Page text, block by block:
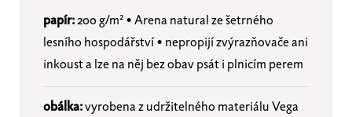
papír:200 g/m² • Arena natural ze šetrného
lesního hospodářství • nepropijí zvýrazňovače ani
inkoust a lze na něj bez obav psát i plnicím perem
obálka:vyrobena z udržitelného materiálu Vega